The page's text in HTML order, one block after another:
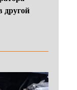
другой